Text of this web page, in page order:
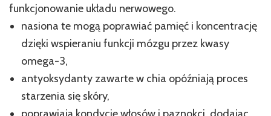
funkcjonowanie układu nerwowego.
nasiona te mogą poprawiać pamięć i koncentrację
dzięki wspieraniu funkcji mózgu przez kwasy
omega-3,
antyoksydanty zawarte w chia opóźniają proces
starzenia się skóry,